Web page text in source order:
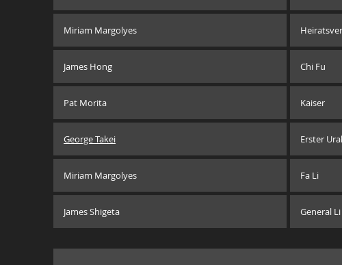
Miriam Margolyes
James Hong Chi Fu
Pat Morita Kaiser
George Takei Erster
Miriam Margolyes Fa Li
James Shigeta General Li